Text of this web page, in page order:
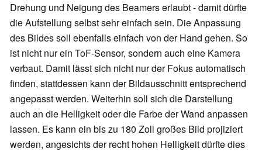
Drehung und Neigung des Beamers erlaubt - damit dürfte
die Aufstellung selbst sehr einfach sein. Die Anpassung
des Bildes soll ebenfalls einfach von der Hand gehen. So
ist nicht nur ein ToF-Sensor, sondern auch eine Kamera
verbaut. Damit lässt sich nicht nur der Fokus automatisch
finden, stattdessen kann der Bildausschnitt entsprechend
angepasst werden. Weiterhin soll sich die Darstellung
auch an die Helligkeit oder die Farbe der Wand anpassen
lassen. Es kann ein bis zu 180 Zoll großes Bild projiziert
werden, angesichts der recht hohen Helligkeit dürfte dies